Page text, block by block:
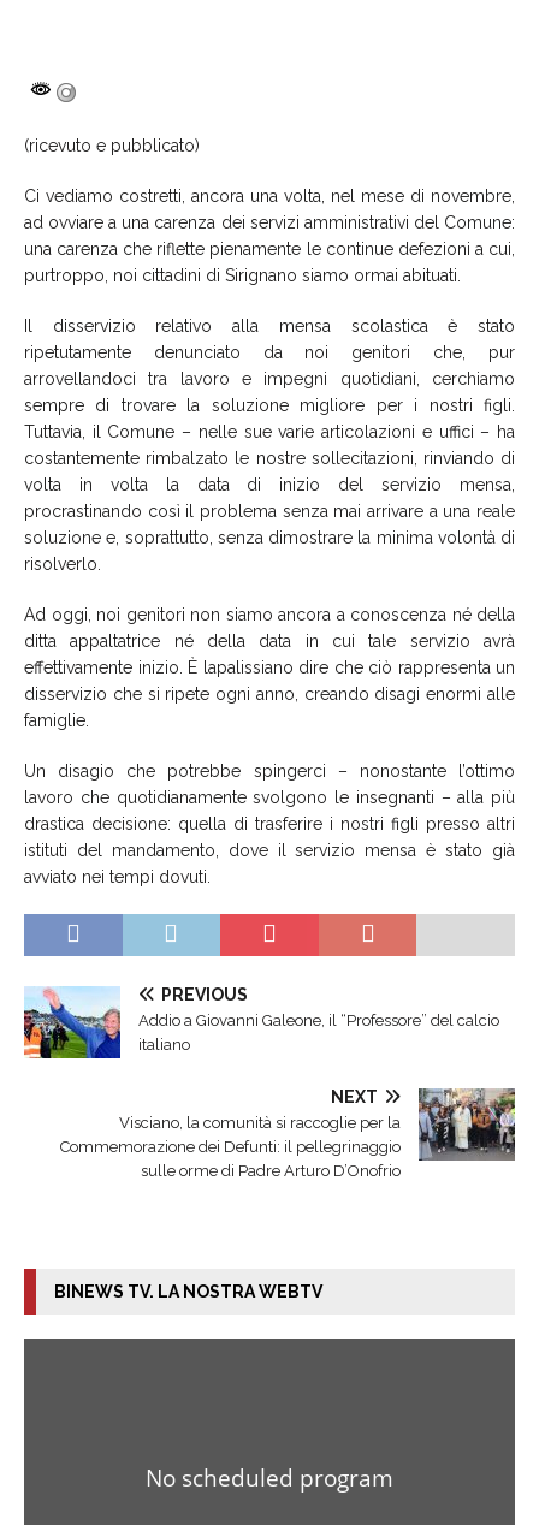
(ricevuto e pubblicato)
Ci vediamo costretti, ancora una volta, nel mese di novembre,
ad ovviare a una carenza dei servizi amministrativi del Comune:
una carenza che riflette pienamente le continue defezioni a cui,
purtroppo, noi cittadini di Sirignano siamo ormai abituati.
Il disservizio relativo alla mensa scolastica è stato
ripetutamente denunciato da noi genitori che, pur
arrovellandoci tra lavoro e impegni quotidiani, cerchiamo
sempre di trovare la soluzione migliore per i nostri figli.
Tuttavia, il Comune – nelle sue varie articolazioni e uffici – ha
costantemente rimbalzato le nostre sollecitazioni, rinviando di
volta in volta la data di inizio del servizio mensa,
procrastinando così il problema senza mai arrivare a una reale
soluzione e, soprattutto, senza dimostrare la minima volontà di
risolverlo.
Ad oggi, noi genitori non siamo ancora a conoscenza né della
ditta appaltatrice né della data in cui tale servizio avrà
effettivamente inizio. È lapalissiano dire che ciò rappresenta un
disservizio che si ripete ogni anno, creando disagi enormi alle
famiglie.
Un disagio che potrebbe spingerci – nonostante l’ottimo
lavoro che quotidianamente svolgono le insegnanti – alla più
drastica decisione: quella di trasferire i nostri figli presso altri
istituti del mandamento, dove il servizio mensa è stato già
avviato nei tempi dovuti.
PREVIOUS
Addio a Giovanni Galeone, il “Professore” del calcio
italiano
NEXT
Visciano, la comunità si raccoglie per la
Commemorazione dei Defunti: il pellegrinaggio
sulle orme di Padre Arturo D’Onofrio
BINEWS TV. LA NOSTRA WEBTV